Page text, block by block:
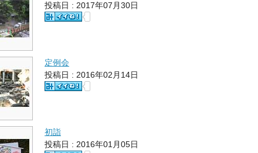
投稿日 : 2017年07月30日
定例会
投稿日 : 2016年02月14日
初詣
投稿日 : 2016年01月05日